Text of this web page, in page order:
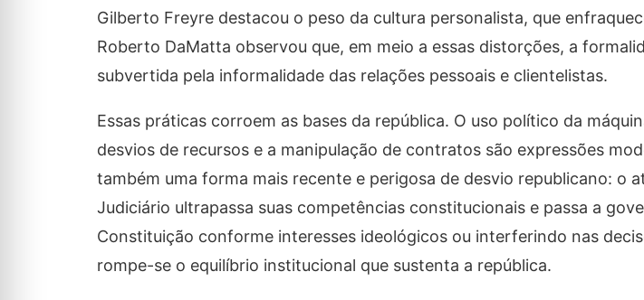
Gilberto Freyre destacou o peso da cultura personalista, que
Roberto DaMatta observou que, em meio a essas distorções, a
subvertida pela informalidade das relações pessoais e clientelistas.
Essas práticas corroem as bases da república. O uso político da
desvios de recursos e a manipulação de contratos são expressões
também uma forma mais recente e perigosa de desvio republicano: o
Judiciário ultrapassa suas competências constitucionais e passa a
Constituição conforme interesses ideológicos ou interferindo nas
rompe-se o equilíbrio institucional que sustenta a república.